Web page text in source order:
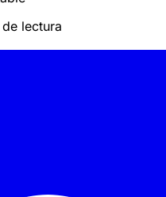
lectura